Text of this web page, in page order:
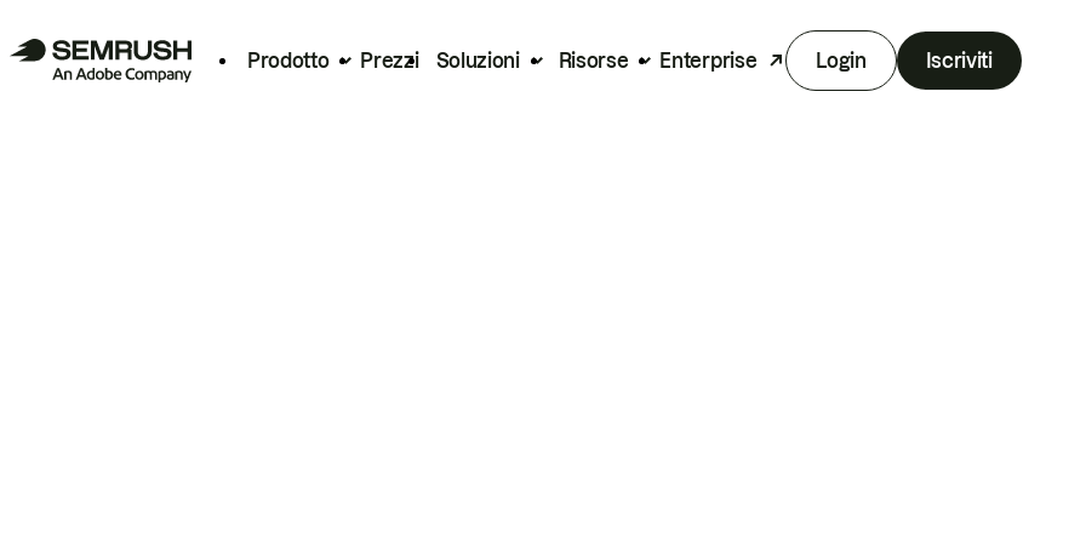
Prodotto Prezzi Soluzioni Risorse Enterprise Login Iscriviti